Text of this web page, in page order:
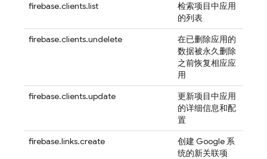
firebase.clients.list
检索项目中应用
的列表
firebase.clients.undelete
在已删除应用的
数据被永久删除
之前恢复相应应
用
firebase.clients.update
更新项目中应用
的详细信息和配
置
firebase.links.create
创建 Google 系
统的新关联项